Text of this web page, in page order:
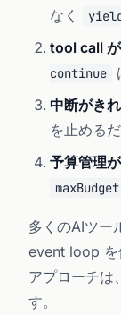
なく
tool call
continue
中断がき
を止める
予算管理
maxBudget
多くのAIツー
event loop
アプローチは
す。